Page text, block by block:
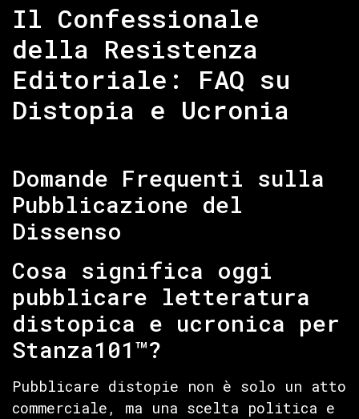
Il Confessionale
della Resistenza
Editoriale: FAQ su
Distopia e Ucronia
Domande Frequenti sulla
Pubblicazione del
Dissenso
Cosa significa oggi
pubblicare letteratura
distopica e ucronica per
Stanza101™?
Pubblicare distopie non è solo un atto
commerciale, ma una scelta politica e